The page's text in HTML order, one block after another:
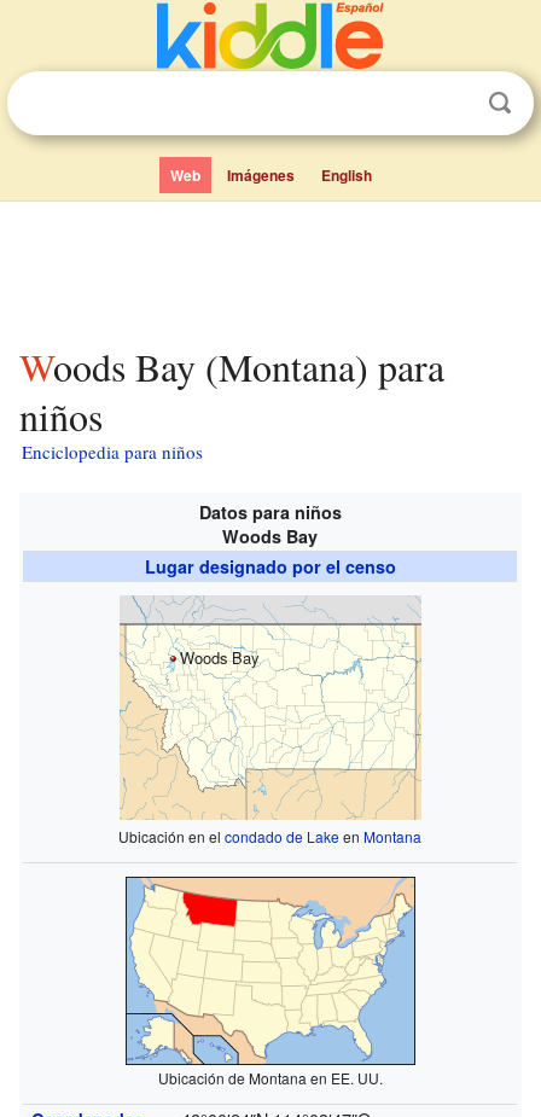
Web Imágenes English
Woods Bay (Montana) para
niños
Enciclopedia para niños
Datos para niños
Woods Bay
Lugar designado por el censo
Woods Bay
Ubicación en elcondado de LakeenMontana
Ubicación de Montana en EE. UU.